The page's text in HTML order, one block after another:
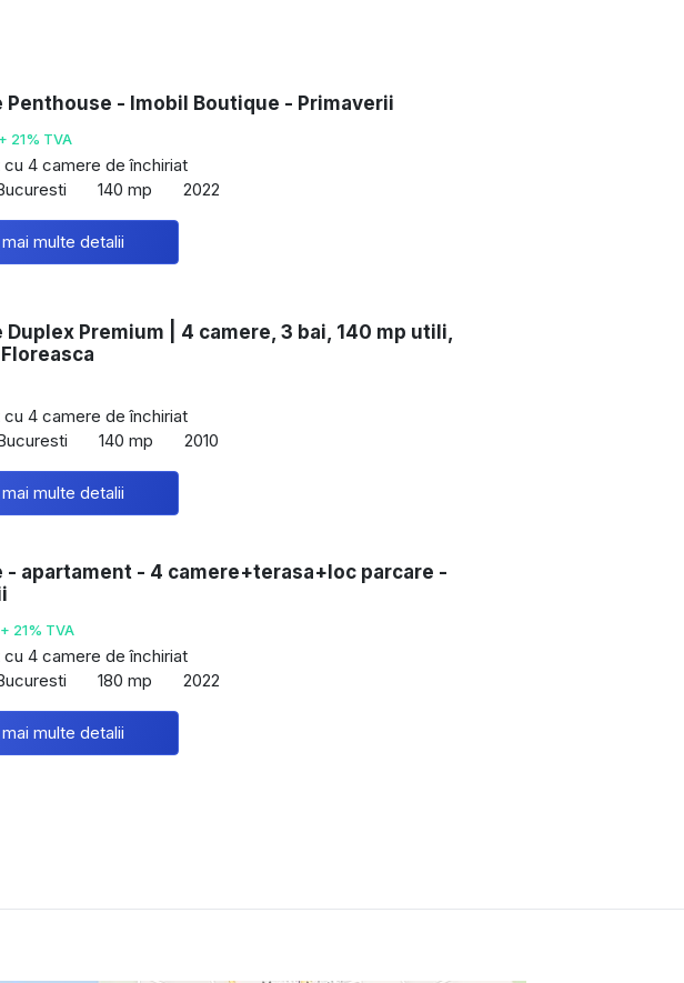
Penthouse - Imobil Boutique - Primaverii
+ 21% TVA
4 camere de închiriat
140 mp 2022
multe detalii
Premium | 4 camere, 3 bai, 140 mp utili,
4 camere de închiriat
140 mp 2010
multe detalii
- apartament - 4 camere+terasa+loc parcare -
+ 21% TVA
4 camere de închiriat
180 mp 2022
multe detalii